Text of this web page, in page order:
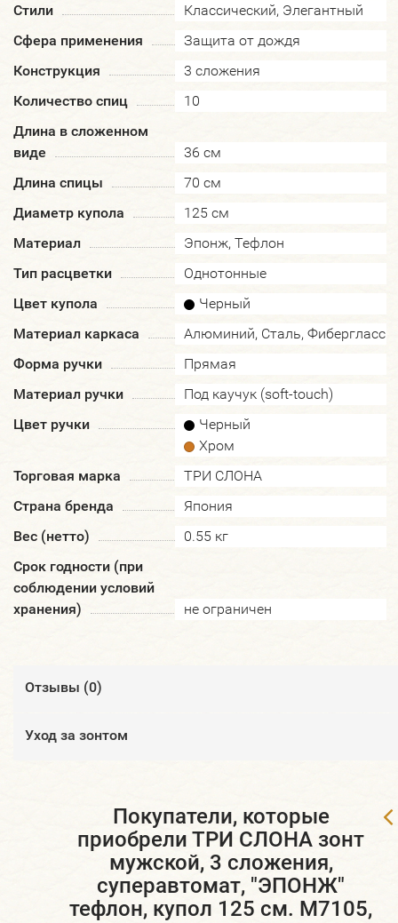
Стили
Классический, Элегантный
Сфера применения
Защита от дождя
Конструкция
3 сложения
Количество спиц
10
Длина в сложенном
виде
36 см
Длина спицы
70 см
Диаметр купола
125 см
Материал
Эпонж, Тефлон
Тип расцветки
Однотонные
Цвет купола
Черный
Материал каркаса
Алюминий, Сталь, Фибергласс
Форма ручки
Прямая
Материал ручки
Под каучук (soft-touch)
Цвет ручки
Черный
Хром
Торговая марка
ТРИ СЛОНА
Страна бренда
Япония
Вес (нетто)
0.55 кг
Срок годности (при
соблюдении условий
хранения)
не ограничен
Отзывы (0)
Уход за зонтом
Покупатели, которые
приобрели ТРИ СЛОНА зонт
мужской, 3 сложения,
суперавтомат, "ЭПОНЖ"
тефлон, купол 125 см. M7105,